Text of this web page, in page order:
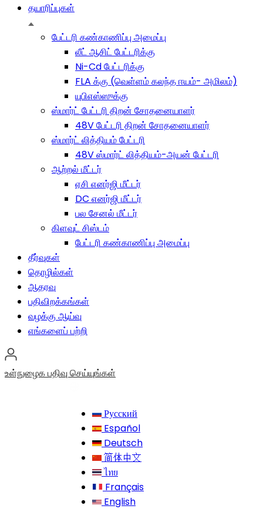
தயாரிப்புகள்
பேட்டரி கண்காணிப்பு அமைப்பு
லீட் ஆசிட் பேட்டரிக்கு
Ni-Cd பேட்டரிக்கு
FLA க்கு (வெள்ளம் கலந்த ஈயம்- அமிலம்)
யுபிஎஸ்ஸுக்கு
ஸ்மார்ட் பேட்டரி திறன் சோதனையாளர்
48V பேட்டரி திறன் சோதனையாளர்
ஸ்மார்ட் லித்தியம் பேட்டரி
48V ஸ்மார்ட் லித்தியம்-அயன் பேட்டரி
ஆற்றல் மீட்டர்
ஏசி எனர்ஜி மீட்டர்
DC எனர்ஜி மீட்டர்
பல சேனல் மீட்டர்
கிளவுட் சிஸ்டம்
பேட்டரி கண்காணிப்பு அமைப்பு
தீர்வுகள்
தொழில்கள்
ஆதரவு
பதிவிறக்கங்கள்
வழக்கு ஆய்வு
எங்களைப் பற்றி
உள்நுழைகபதிவு செய்யுங்கள்
Русский
Español
Deutsch
简体中文
ไทย
Français
English